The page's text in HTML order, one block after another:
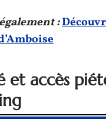
:
et accès